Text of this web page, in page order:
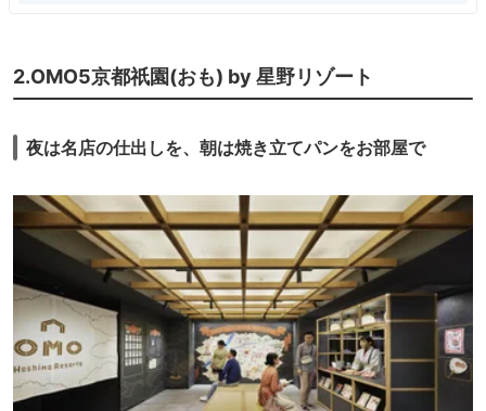
2.OMO5京都祇園(おも) by 星野リゾート
夜は名店の仕出しを、朝は焼き立てパンをお部屋で